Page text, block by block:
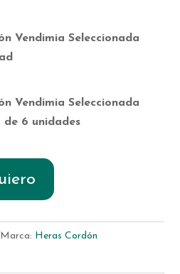
Vendimia Seleccionada
Vendimia Seleccionada
de 6 unidades
Marca: Heras Cordón